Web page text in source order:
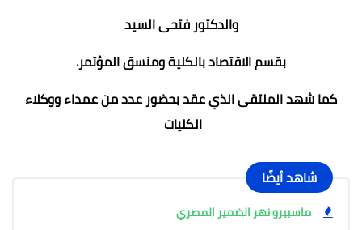
والدكتور فتحى السيد
بقسم الاقتصاد بالكلية ومنسق المؤتمر.
كما شهد الملتقى الذي عقد بحضور عدد من عمداء ووكلاء
الكليات
شاهد أيضًا
ماسبيرو نهر الضمير المصري